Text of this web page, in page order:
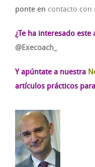
ponte en contacto con
¿Te ha interesado este
@Execoach_
Y apúntate a nuestra
artículos prácticos